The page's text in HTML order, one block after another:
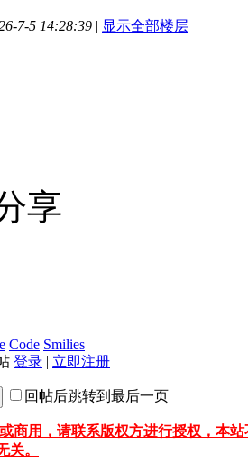
7-5 14:28:39 | 显示全部楼层
享
Code Smilies
登录 | 立即注册
回帖后跳转到最后一页
商用，请联系版权方进行授权，本
关。